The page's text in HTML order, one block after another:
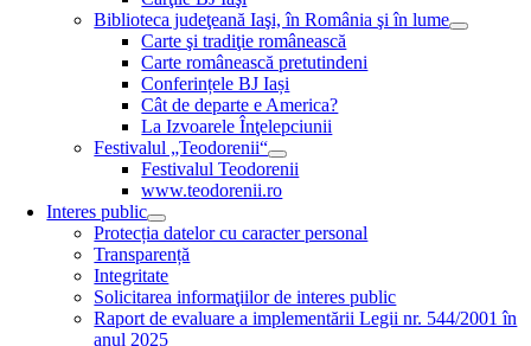
Biblioteca judeţeană Iaşi, în România şi în lume
Carte şi tradiţie românească
Carte românească pretutindeni
Conferințele BJ Iași
Cât de departe e America?
La Izvoarele Înţelepciunii
Festivalul „Teodorenii“
Festivalul Teodorenii
www.teodorenii.ro
Interes public
Protecția datelor cu caracter personal
Transparență
Integritate
Solicitarea informaţiilor de interes public
Raport de evaluare a implementării Legii nr. 544/2001 în
anul 2025